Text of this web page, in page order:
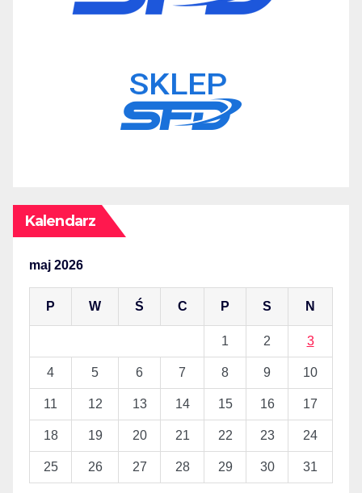
Kalendarz
maj 2026
P W Ś C P S N
1 2 3
4 5 6 7 8 9 10
11 12 13 14 15 16 17
18 19 20 21 22 23 24
25 26 27 28 29 30 31